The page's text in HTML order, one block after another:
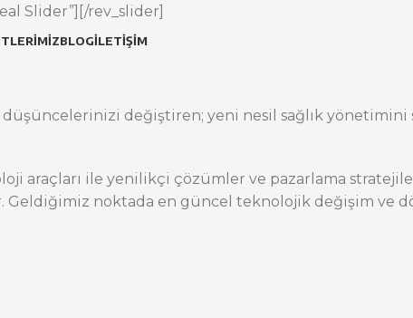
BLOGİLETIŞIM
Slider”][/rev_slider]
düşüncelerinizi değiştiren; yeni nesil sağlık
araçları ile yenilikçi çözümler ve pazarlama
Geldiğimiz noktada en güncel teknolojik değişim ve